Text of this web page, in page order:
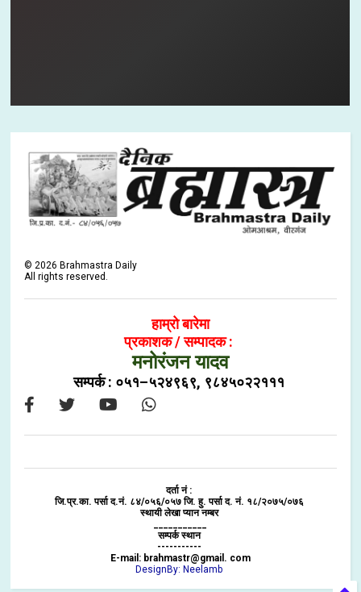
©2026 Brahmastra Daily
All rights reserved.
हाम्रो बारेमा
प्रकाशक / सम्पादक :
मनोरंजन यादव
सम्पर्क : ०५१–५२४९६९, ९८४५०२२१११
दर्ता नं :
जि.प्र.का. पर्सा द.नं. ८४/०५६/०५७ जि. हु. पर्सा द. नं. १८/२०७५/०७६
स्थायी लेखा प्यान नम्बर
___________
सम्पर्क स्थान
-----------
E-mail: brahmastr@gmail. com
DesignBy: Neelamb